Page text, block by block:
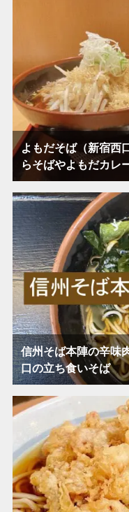
よもだそば（新宿西
らそばやよもだカレ
信州そば本陣の辛味
口の立ち食いそば